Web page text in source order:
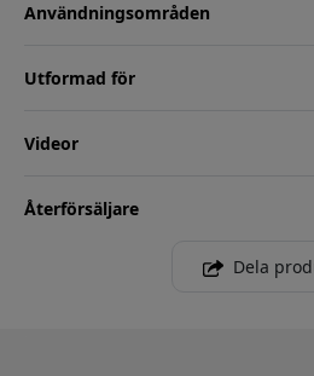
Användningsområden
Utformad för
Videor
Återförsäljare
Dela